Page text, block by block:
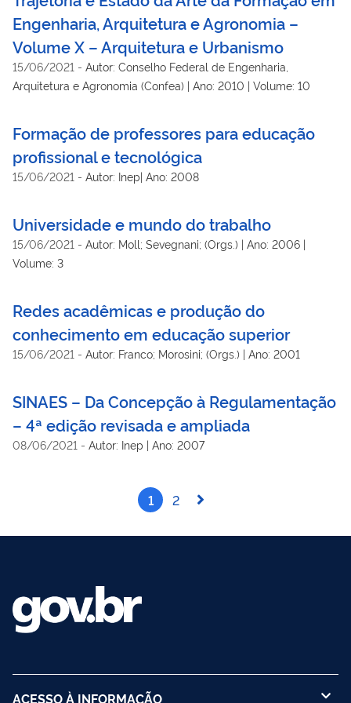
Engenharia, Arquitetura e Agronomia –
Volume X – Arquitetura e Urbanismo
15/06/2021 - Autor: Conselho Federal de Engenharia,
Arquitetura e Agronomia (Confea) | Ano: 2010 | Volume: 10
Formação de professores para educação
profissional e tecnológica
15/06/2021 - Autor: Inep| Ano: 2008
Universidade e mundo do trabalho
15/06/2021 - Autor: Moll; Sevegnani; (Orgs.) | Ano: 2006 |
Volume: 3
Redes acadêmicas e produção do
conhecimento em educação superior
15/06/2021 - Autor: Franco; Morosini; (Orgs.) | Ano: 2001
SINAES – Da Concepção à Regulamentação
– 4ª edição revisada e ampliada
08/06/2021 - Autor: Inep | Ano: 2007
1 2
ACESSO À INFORMAÇÃO